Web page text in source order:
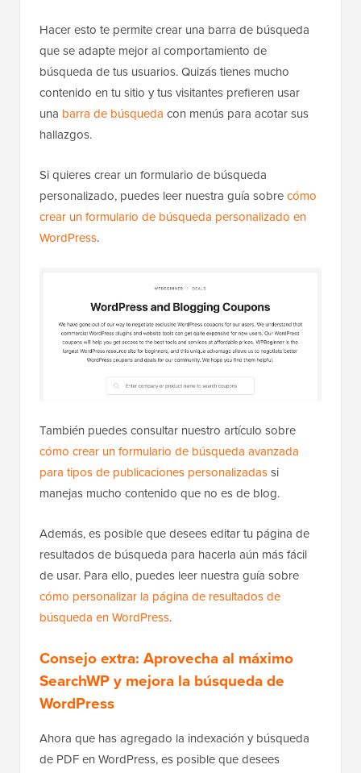
Hacer esto te permite crear una barra de búsqueda
que se adapte mejor al comportamiento de
búsqueda de tus usuarios. Quizás tienes mucho
contenido en tu sitio y tus visitantes prefieren usar
una barra de búsqueda con menús para acotar sus
hallazgos.
Si quieres crear un formulario de búsqueda
personalizado, puedes leer nuestra guía sobrecómo
crear un formulario de búsqueda personalizado en
WordPress.
También puedes consultar nuestro artículo sobre
cómo crear un formulario de búsqueda avanzada
para tipos de publicaciones personalizadassi
manejas mucho contenido que no es de blog.
Además, es posible que desees editar tu página de
resultados de búsqueda para hacerla aún más fácil
de usar. Para ello, puedes leer nuestra guía sobre
cómo personalizar la página de resultados de
búsqueda en WordPress.
Consejo extra: Aprovecha al máximo
SearchWP y mejora la búsqueda de
WordPress
Ahora que has agregado la indexación y búsqueda
de PDF en WordPress, es posible que desees